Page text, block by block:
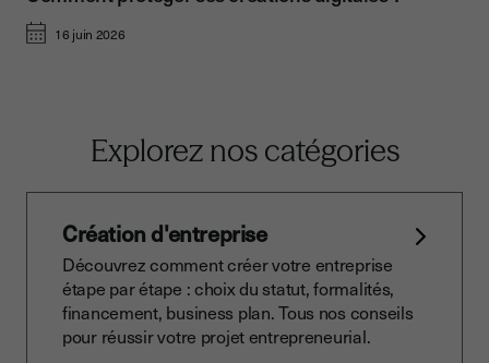
16 juin 2026
Explorez nos catégories
Création d'entreprise
Découvrez comment créer votre entreprise
étape par étape : choix du statut, formalités,
financement, business plan. Tous nos conseils
pour réussir votre projet entrepreneurial.